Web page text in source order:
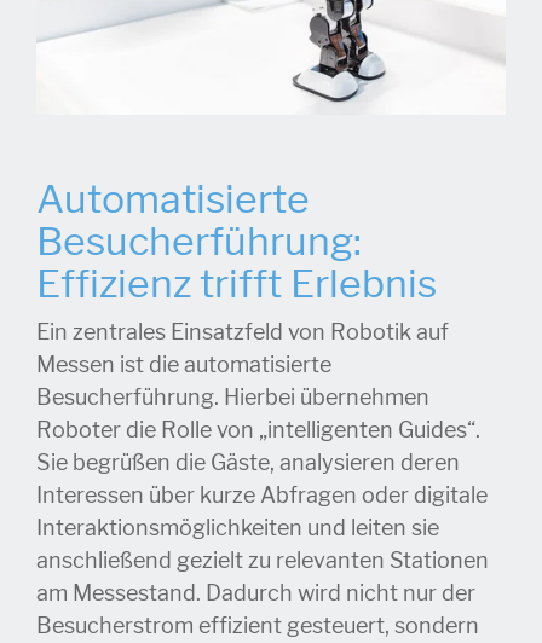
Automatisierte
Besucherführung:
Effizienz trifft Erlebnis
Ein zentrales Einsatzfeld von Robotik auf
Messen ist die automatisierte
Besucherführung. Hierbei übernehmen
Roboter die Rolle von „intelligenten Guides“.
Sie begrüßen die Gäste, analysieren deren
Interessen über kurze Abfragen oder digitale
Interaktionsmöglichkeiten und leiten sie
anschließend gezielt zu relevanten Stationen
am Messestand. Dadurch wird nicht nur der
Besucherstrom effizient gesteuert, sondern